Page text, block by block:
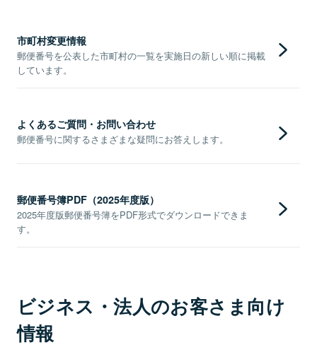
市町村変更情報
郵便番号を公表した市町村の一覧を実施日の新しい順に掲載
しています。
よくあるご質問・お問い合わせ
郵便番号に関するさまざまな疑問にお答えします。
郵便番号簿PDF（2025年度版）
2025年度版郵便番号簿をPDF形式でダウンロードできま
す。
ビジネス・法人のお客さま向け
情報